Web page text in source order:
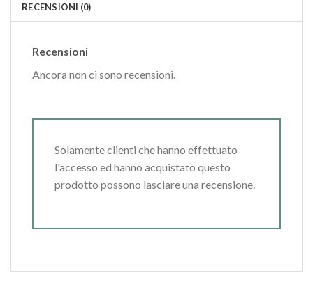
RECENSIONI (0)
Recensioni
Ancora non ci sono recensioni.
Solamente clienti che hanno effettuato
l'accesso ed hanno acquistato questo
prodotto possono lasciare una recensione.